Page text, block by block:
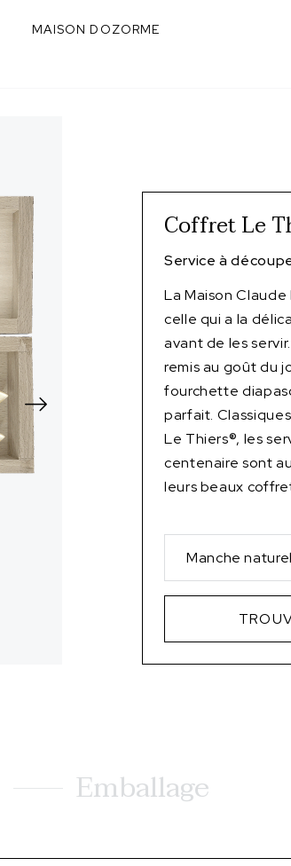
MAISON DOZORME
Coffret Le
Service à
La Maison Claude
celle qui a la
avant de les
remis au goût du
fourchette
parfait.
Le Thiers®, les
centenaire sont
leurs beaux
Manche naturel
Emballage